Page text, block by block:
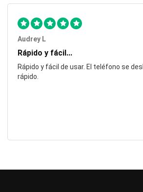
Audrey L
Rápido y fácil...
Rápido y fácil de usar. El teléfono se
rápido.